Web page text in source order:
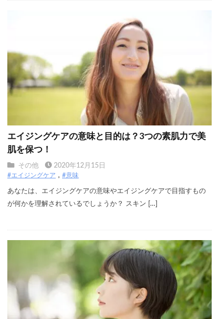
エイジングケアの意味と目的は？3つの素肌力で美
肌を保つ！
その他 2020年12月15日
#エイジングケア #意味
あなたは、エイジングケアの意味やエイジングケアで目指すもの
が何かを理解されているでしょうか？ スキン […]